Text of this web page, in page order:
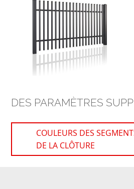
DES PARAMÈTRES
COULEURS DES
DE LA CLÔTURE